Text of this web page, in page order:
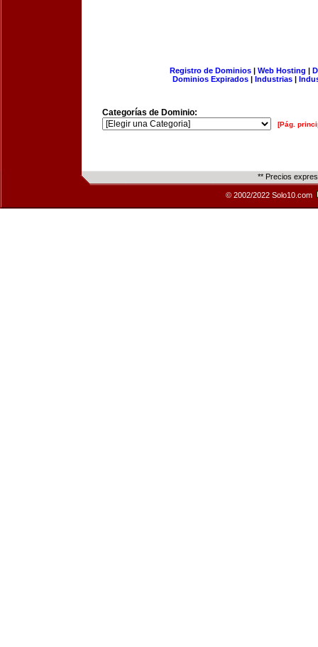
Registro de Dominios| Web Hosting |
Dominios Expirados | Industrias |
Categorías de Dominio:
[Pág.
** Precios
© 2002/2022 Solo10.com